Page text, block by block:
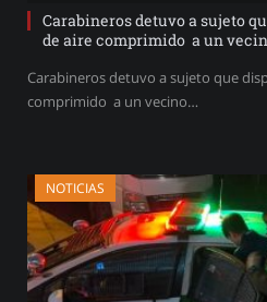
Carabineros detuvo a sujeto
de aire comprimido a un
Carabineros detuvo a sujeto que
comprimido a un vecino…
NOTICIAS